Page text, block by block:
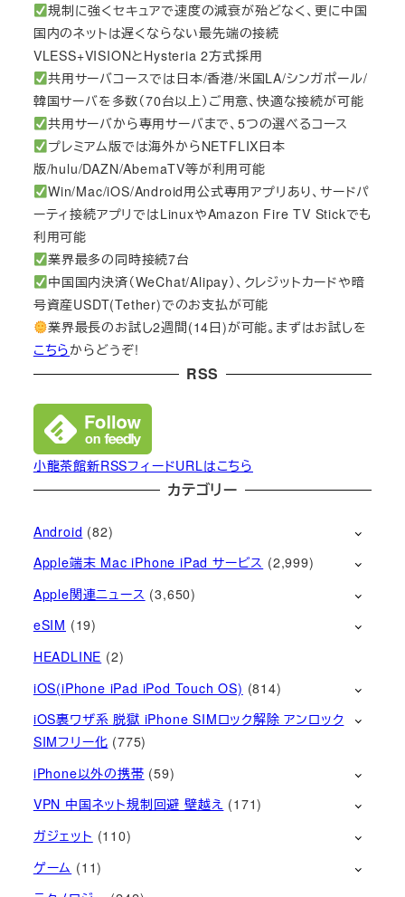
規制に強くセキュアで速度の減衰が殆どなく、更に中国
国内のネットは遅くならない最先端の接続
VLESS+VISIONとHysteria 2方式採用
共用サーバコースでは日本/香港/米国LA/シンガポール/
韓国サーバを多数（70台以上）ご用意、快適な接続が可能
共用サーバから専用サーバまで、5つの選べるコース
プレミアム版では海外からNETFLIX日本
版/hulu/DAZN/AbemaTV等が利用可能
Win/Mac/iOS/Android用公式専用アプリあり、サードパ
ーティ接続アプリではLinuxやAmazon Fire TV Stickでも
利用可能
業界最多の同時接続7台
中国国内決済（WeChat/Alipay）、クレジットカードや暗
号資産USDT(Tether)でのお支払が可能
業界最長のお試し2週間(14日)が可能。まずはお試しを
こちらからどうぞ!
RSS
小龍茶館新RSSフィードURLはこちら
カテゴリー
Android (82)
Apple端末 Mac iPhone iPad サービス (2,999)
Apple関連ニュース (3,650)
eSIM (19)
HEADLINE (2)
iOS(iPhone iPad iPod Touch OS) (814)
iOS裏ワザ系 脱獄 iPhone SIMロック解除 アンロック
SIMフリー化 (775)
iPhone以外の携帯 (59)
VPN 中国ネット規制回避 壁越え (171)
ガジェット (110)
ゲーム (11)